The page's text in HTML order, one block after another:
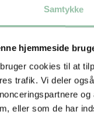
Samtykke
hjemmeside
cookies til at
trafik. Vi deler
eller som de har
Vi sælger
Oksekød
Facebook